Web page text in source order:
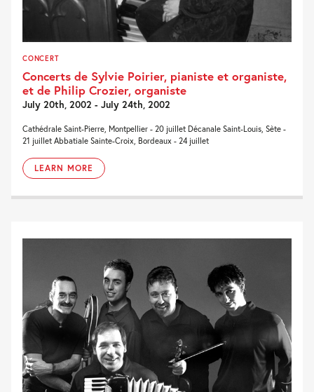
CONCERT
Concerts de Sylvie Poirier, pianiste et organiste,
et de Philip Crozier, organiste
July 20th, 2002 - July 24th, 2002
Cathédrale Saint-Pierre, Montpellier - 20 juillet Décanale Saint-Louis, Sète -
21 juillet Abbatiale Sainte-Croix, Bordeaux - 24 juillet
LEARN MORE